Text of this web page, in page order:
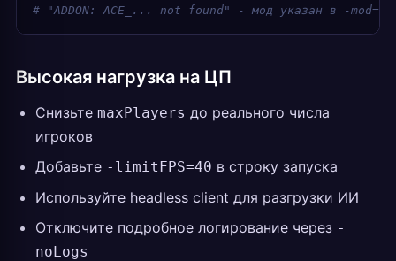
# "ADDON: ACE_... not found" - мод указан в -mod=
Высокая нагрузка на ЦП
Снизьте maxPlayers до реального числа
игроков
Добавьте -limitFPS=40 в строку запуска
Используйте headless client для разгрузки ИИ
Отключите подробное логирование через -
noLogs